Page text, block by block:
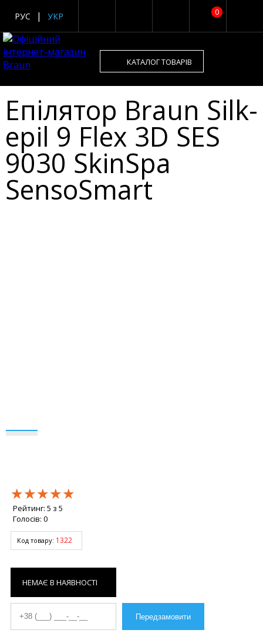
0
РУС УКР
КАТАЛОГ ТОВАРІВ
Епілятор Braun Silk-
epil 9 Flex 3D SES
9030 SkinSpa
SensoSmart
★★★★★
★★★★★
★★★★★
Рейтинг: 5 з 5
Голосів: 0
Код товару: 1322
НЕМАЄ В НАЯВНОСТІ